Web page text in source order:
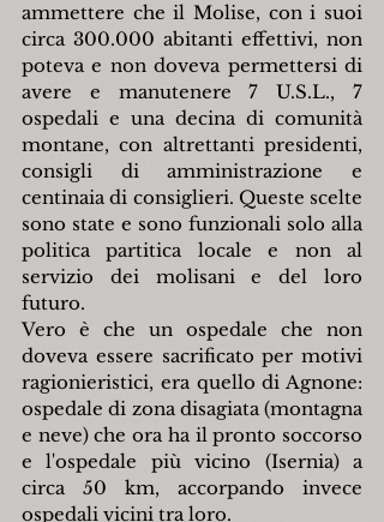
ammettere che il Molise, con i suoi
circa 300.000 abitanti effettivi, non
poteva e non doveva permettersi di
avere e manutenere 7 U.S.L., 7
ospedali e una decina di comunità
montane, con altrettanti presidenti,
consigli di amministrazione e
centinaia di consiglieri. Queste scelte
sono state e sono funzionali solo alla
politica partitica locale e non al
servizio dei molisani e del loro
futuro.
Vero è che un ospedale che non
doveva essere sacrificato per motivi
ragionieristici, era quello di Agnone:
ospedale di zona disagiata (montagna
e neve) che ora ha il pronto soccorso
e l'ospedale più vicino (Isernia) a
circa 50 km, accorpando invece
ospedali vicini tra loro.